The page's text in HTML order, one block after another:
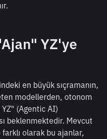
YZ'ye
en büyük sıçramanın,
modellerden, otonom
(Agentic AI)
beklenmektedir. Mevcut
olarak bu ajanlar,